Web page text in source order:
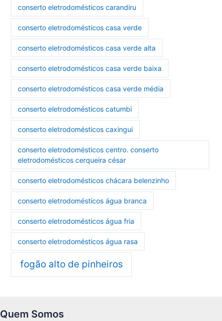
conserto eletrodomésticos carandiru
conserto eletrodomésticos casa verde
conserto eletrodomésticos casa verde alta
conserto eletrodomésticos casa verde baixa
conserto eletrodomésticos casa verde média
conserto eletrodomésticos catumbi
conserto eletrodomésticos caxingui
conserto eletrodomésticos centro. conserto
eletrodomésticos cerqueira césar
conserto eletrodomésticos chácara belenzinho
conserto eletrodomésticos água branca
conserto eletrodomésticos água fria
conserto eletrodomésticos água rasa
fogão alto de pinheiros
Quem Somos